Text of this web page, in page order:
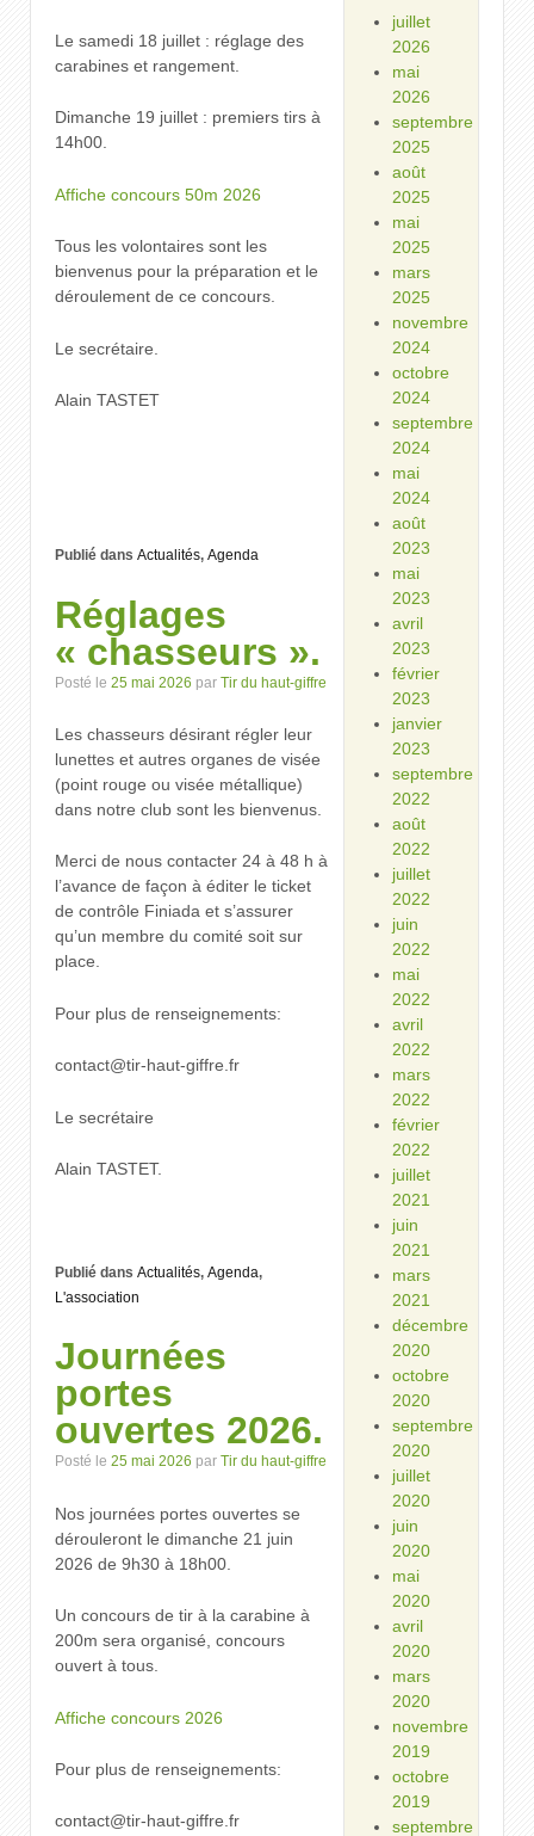
Le samedi 18 juillet : réglage des
carabines et rangement.
Dimanche 19 juillet : premiers tirs à
14h00.
Affiche concours 50m 2026
Tous les volontaires sont les
bienvenus pour la préparation et le
déroulement de ce concours.
Le secrétaire.
Alain TASTET
Publié dans Actualités, Agenda
Réglages
« chasseurs ».
Posté le 25 mai 2026 par Tir du haut-giffre
Les chasseurs désirant régler leur
lunettes et autres organes de visée
(point rouge ou visée métallique)
dans notre club sont les bienvenus.
Merci de nous contacter 24 à 48 h à
l’avance de façon à éditer le ticket
de contrôle Finiada et s’assurer
qu’un membre du comité soit sur
place.
Pour plus de renseignements:
contact@tir-haut-giffre.fr
Le secrétaire
Alain TASTET.
Publié dans Actualités, Agenda,
L'association
Journées
portes
ouvertes 2026.
Posté le 25 mai 2026 par Tir du haut-giffre
Nos journées portes ouvertes se
dérouleront le dimanche 21 juin
2026 de 9h30 à 18h00.
Un concours de tir à la carabine à
200m sera organisé, concours
ouvert à tous.
Affiche concours 2026
Pour plus de renseignements:
contact@tir-haut-giffre.fr
juillet
2026
mai
2026
septembre
2025
août
2025
mai
2025
mars
2025
novembre
2024
octobre
2024
septembre
2024
mai
2024
août
2023
mai
2023
avril
2023
février
2023
janvier
2023
septembre
2022
août
2022
juillet
2022
juin
2022
mai
2022
avril
2022
mars
2022
février
2022
juillet
2021
juin
2021
mars
2021
décembre
2020
octobre
2020
septembre
2020
juillet
2020
juin
2020
mai
2020
avril
2020
mars
2020
novembre
2019
octobre
2019
septembre